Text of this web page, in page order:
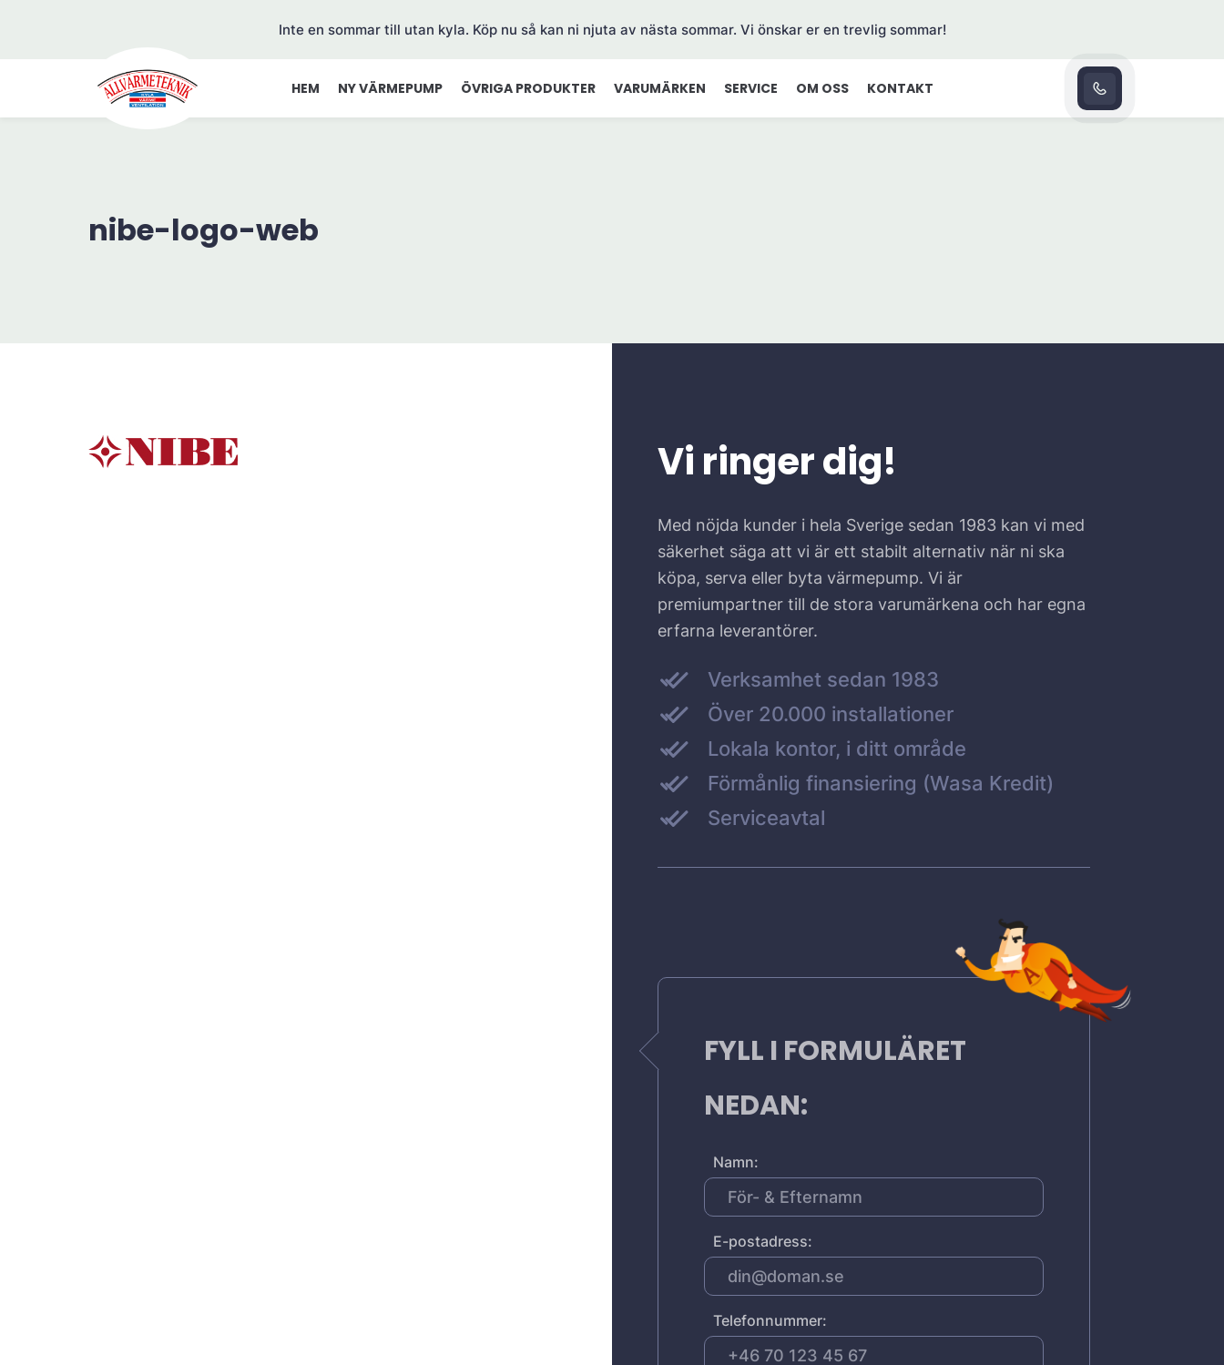
Inte en sommar till utan kyla. Köp nu så kan ni njuta av nästa sommar. Vi önskar er en trevlig sommar!
HEM NY VÄRMEPUMP ÖVRIGA PRODUKTER VARUMÄRKEN SERVICE OM OSS KONTAKT
nibe-logo-web
Vi ringer dig!
Med nöjda kunder i hela Sverige sedan 1983 kan vi med
säkerhet säga att vi är ett stabilt alternativ när ni ska
köpa, serva eller byta värmepump. Vi är
premiumpartner till de stora varumärkena och har egna
erfarna leverantörer.
Verksamhet sedan 1983
Över 20.000 installationer
Lokala kontor, i ditt område
Förmånlig finansiering (Wasa Kredit)
Serviceavtal
FYLL I FORMULÄRET
NEDAN:
Namn:
E-postadress:
Telefonnummer: